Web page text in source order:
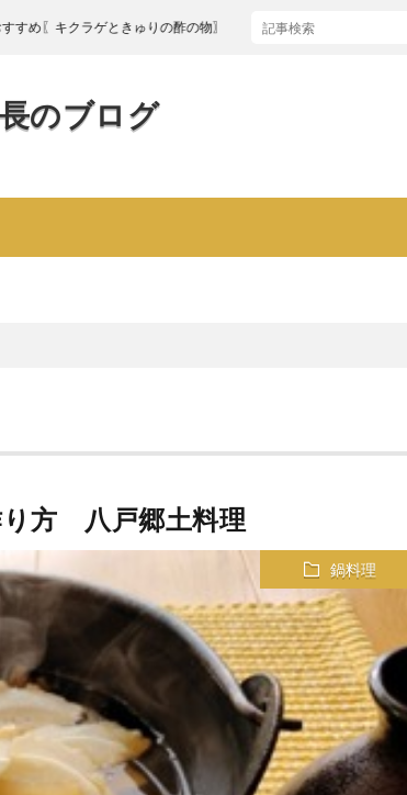
のブログ
キクラゲときゅりの酢の物〗
り方 八戸郷土料理
鍋料理